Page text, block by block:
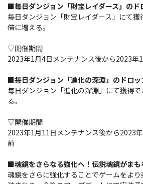
■毎日ダンジョン「財宝レイダース」のド
毎日ダンジョン「財宝レイダース」にて
倍に増える。
▽開催期間
2023年1月4日メンテナンス後から2023年
■毎日ダンジョン「進化の深淵」のドロッ
毎日ダンジョン「進化の深淵」にて獲得
る。
▽開催期間
2023年1月11日メンテナンス後から2023
前
■魂鏡をさらなる強化へ！伝説魂鏡がまも
魂鏡をさらに強化することでゲームをよ